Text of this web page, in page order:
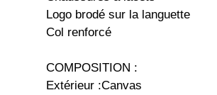
Logo brodé sur la languette
Col renforcé
COMPOSITION :
Extérieur :Canvas